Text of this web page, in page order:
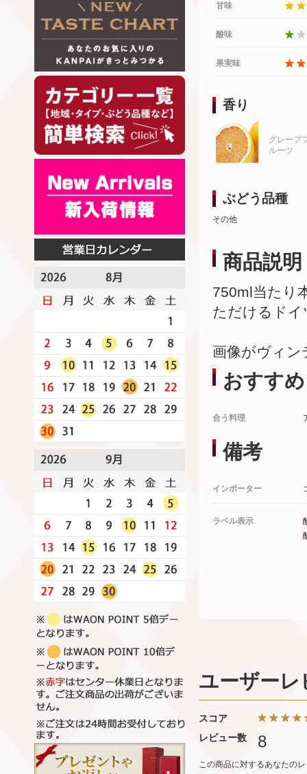
甘味
酸味
果実味
香り
グレープ
ルーツ
ぶどう品種
その他
商品説明
750ml当たり
ただけるド
画像がヴィン
おすすめ
合う料理
備考
インポーター
ラベル表示
ユーザーレ
スコア
レビュー数
8
この商品に対するあなたの